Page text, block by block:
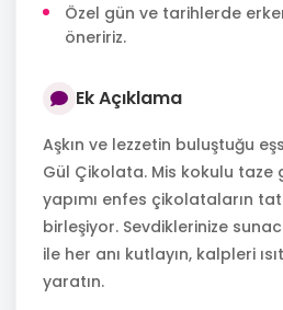
Özel gün ve tarihlerde
öneririz.
Ek Açıklama
Aşkın ve lezzetin buluştuğu
Gül Çikolata. Mis kokulu taze
yapımı enfes çikolataların
birleşiyor. Sevdiklerinize
ile her anı kutlayın, kalpleri
yaratın.